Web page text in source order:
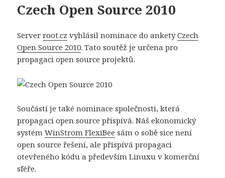
Czech Open Source 2010
Serverroot.cz vyhlásil nominace do anketyCzech
Open Source 2010. Tato soutěž je určena pro
propagaci open source projektů.
Součástí je také nominace společnosti, která
propagaci open source přispívá. Náš ekonomický
systémWinStrom FlexiBee sám o sobě sice není
open source řešení, ale přispívá propagaci
otevřeného kódu a především Linuxu v komerční
sféře.